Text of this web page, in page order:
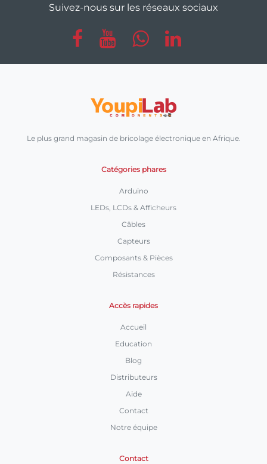
Suivez-nous sur les réseaux sociaux
Le plus grand magasin de bricolage électronique en Afrique.
Catégories phares
Arduino
LEDs, LCDs & Afficheurs
Câbles
Capteurs
Composants & Pièces
Résistances
Accès rapides
Accueil
Education
Blog
Distributeurs
Aide
Contact
Notre équipe
Contact